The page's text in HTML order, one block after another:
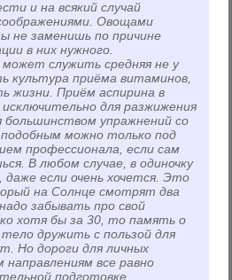
и на всякий случай
Овощами
не заменишь по причине
в них нужного.
служить средняя не у
культура приёма витаминов,
жизни. Приём аспирина в
для разжижения
упражнений со
можно только под
профессионала, если сам
В любом случае, в одиночку
даже если очень хочется. Это
на Солнце смотрят два
забывать про свой
хотя бы за 30, то память о
дружить с пользой для
Но дороги для личных
направлениям все равно
подготовке.